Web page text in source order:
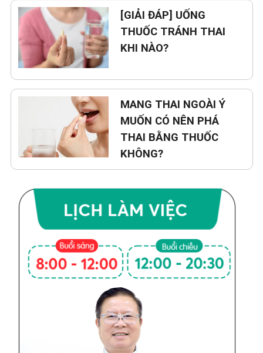
[GIẢI ĐÁP] UỐNG
THUỐC TRÁNH THAI
KHI NÀO?
MANG THAI NGOÀI Ý
MUỐN CÓ NÊN PHÁ
THAI BẰNG THUỐC
KHÔNG?